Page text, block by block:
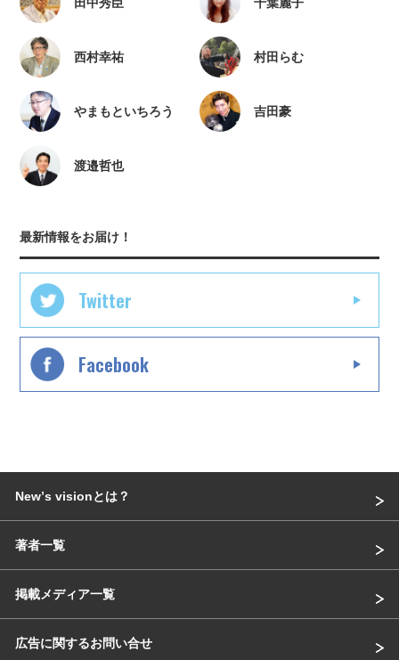
西村幸祐 村田らむ
やまもといちろう 吉田豪
渡邉哲也
最新情報をお届け！
Twitter
Facebook
Newʼs visionとは？
著者一覧
掲載メディア一覧
広告に関するお問い合せ